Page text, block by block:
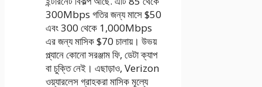
300Mbps গতির জন্য মাসে $50
এবং 300 থেকে 1,000Mbps
এর জন্য মাসিক $70 চালায়। উভয়
প্ল্যানে কোনো সরঞ্জাম ফি, ডেটা ক্যাপ
বা চুক্তি নেই। এছাড়াও, Verizon
ওয়্যারলেস গ্রাহকরা মাসিক মূল্যে